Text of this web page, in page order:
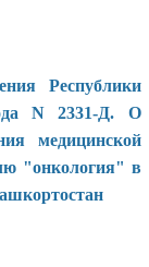
Республики
N 2331-Д. О
медицинской
"онкология" в